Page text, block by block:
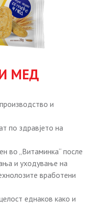
МЕД
и
по здравjeто на
во „Витаминка“ после
и уходување на
вработени
еднаков како и